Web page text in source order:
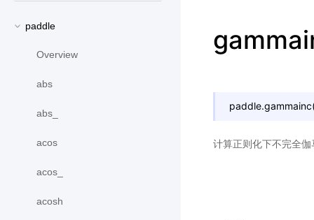
paddle
Overview
abs
abs_
acos
acos_
acosh
paddle.gammainc
计算正则化下不完全伽